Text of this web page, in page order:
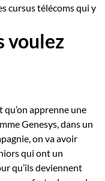
cursus télécoms qui y
voulez
qu’on apprenne une
Genesys, dans un
on va avoir
qui ont un
qu’ils deviennent